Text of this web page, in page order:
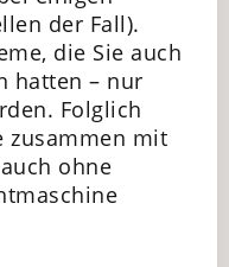
der Fall).
die Sie auch
hatten – nur
Folglich
zusammen mit
ohne